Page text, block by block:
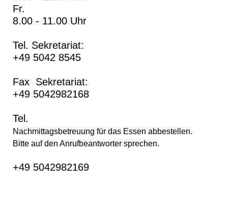
Fr.
8.00 - 11.00 Uhr
Tel. Sekretariat:
+49 5042 8545
Fax Sekretariat:
+49 5042982168
Tel.
Nachmittagsbetreuung für das Essen abbestellen.
Bitte auf den Anrufbeantworter sprechen.
+49 5042982169